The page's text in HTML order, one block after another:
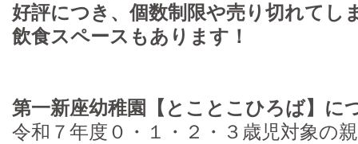
好評につき、個数制限や売り切れてし
飲食スペースもあります！
第一新座幼稚園【とことこひろば】に
令和７年度０・１・２・３歳児対象の